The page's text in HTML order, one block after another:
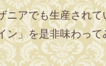
ニアでも生産され
ン」を是非味わっ